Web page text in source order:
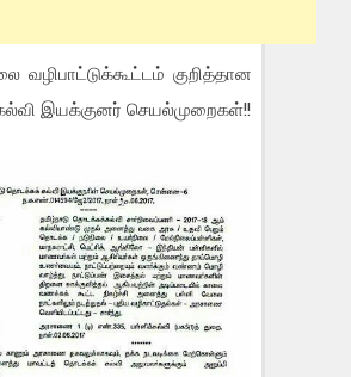
வழிபாட்டுக்கூட்டம் குறித்தான
இயக்குனர் செயல்முறைகள்!!